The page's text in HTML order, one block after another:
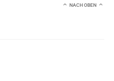
NACH OBEN